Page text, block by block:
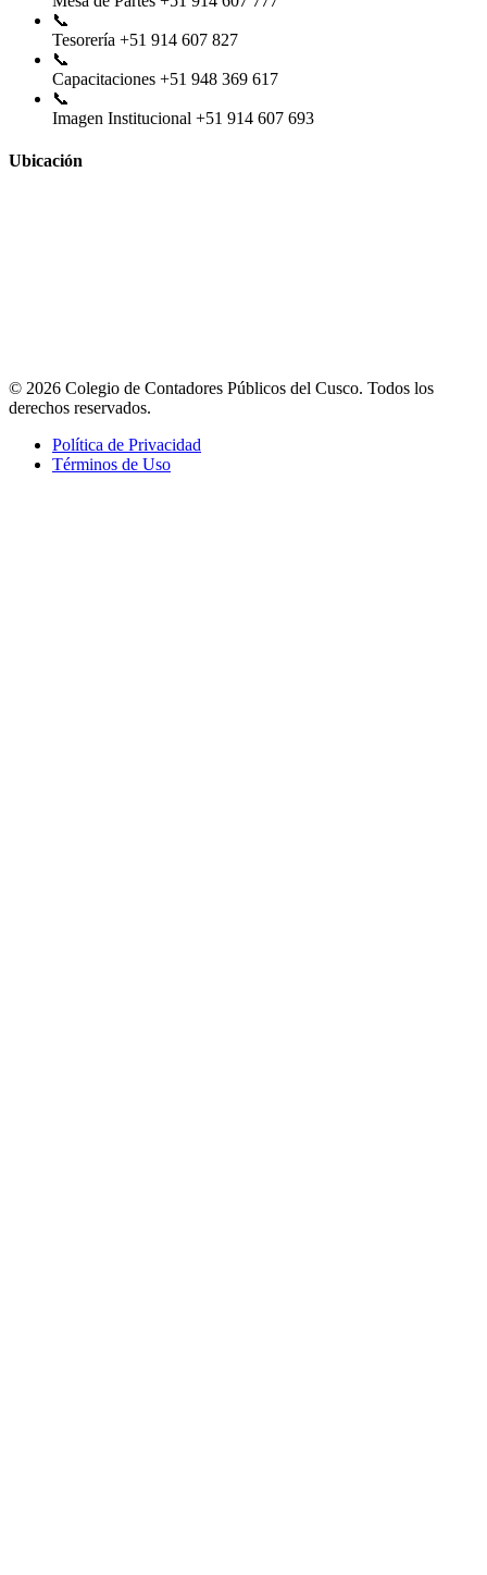
📞
Tesorería +51 914 607 827
📞
Capacitaciones +51 948 369 617
📞
Imagen Institucional +51 914 607 693
Ubicación
© 2026 Colegio de Contadores Públicos del Cusco. Todos los
derechos reservados.
Política de Privacidad
Términos de Uso